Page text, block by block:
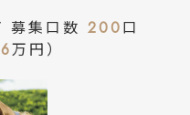
集口数 200口
6万円）